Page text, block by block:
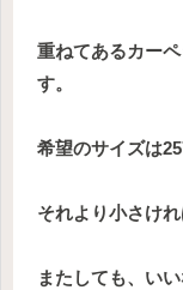
重ねてあるカー
す。
希望のサイズは
それより小さけれ
またしても、い